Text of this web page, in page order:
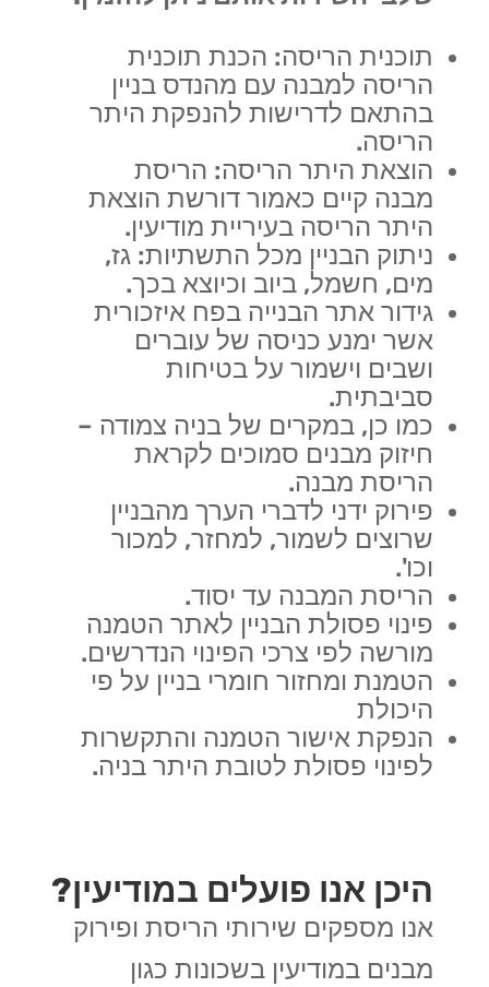
תוכנית הריסה: הכנת תוכנית
הריסה למבנה עם מהנדס בניין
בהתאם לדרישות להנפקת היתר
הריסה.
הוצאת היתר הריסה: הריסת
מבנה קיים כאמור דורשת הוצאת
היתר הריסה בעיריית מודיעין.
ניתוק הבניין מכל התשתיות: גז,
מים, חשמל, ביוב וכיוצא בכך.
גידור אתר הבנייה בפח איזכורית
אשר ימנע כניסה של עוברים
ושבים וישמור על בטיחות
סביבתית.
כמו כן, במקרים של בניה צמודה –
חיזוק מבנים סמוכים לקראת
הריסת מבנה.
פירוק ידני לדברי הערך מהבניין
שרוצים לשמור, למחזר, למכור
וכו'.
הריסת המבנה עד יסוד.
פינוי פסולת הבניין לאתר הטמנה
מורשה לפי צרכי הפינוי הנדרשים.
הטמנת ומחזור חומרי בניין על פי
היכולת
הנפקת אישור הטמנה והתקשרות
לפינוי פסולת לטובת היתר בניה.
היכן אנו פועלים במודיעין?
אנו מספקים שירותי הריסת ופירוק
מבנים במודיעין בשכונות כגון